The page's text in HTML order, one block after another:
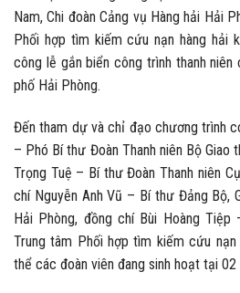
Nam, Chi đoàn Cảng vụ Hàng hải Hải
Phối hợp tìm kiếm cứu nạn hàng hải
công lễ gắn biển công trình thanh
phố Hải Phòng.
Đến tham dự và chỉ đạo chương trình
– Phó Bí thư Đoàn Thanh niên Bộ Giao
Trọng Tuệ – Bí thư Đoàn Thanh niên
chí Nguyễn Anh Vũ – Bí thư Đảng Bộ,
Hải Phòng, đồng chí Bùi Hoàng
Trung tâm Phối hợp tìm kiếm cứu
thể các đoàn viên đang sinh hoạt tại 02